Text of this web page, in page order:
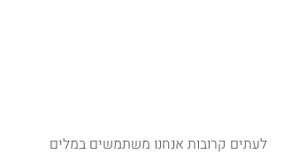
לעתים קרובות אנחנו משתמשים במלים